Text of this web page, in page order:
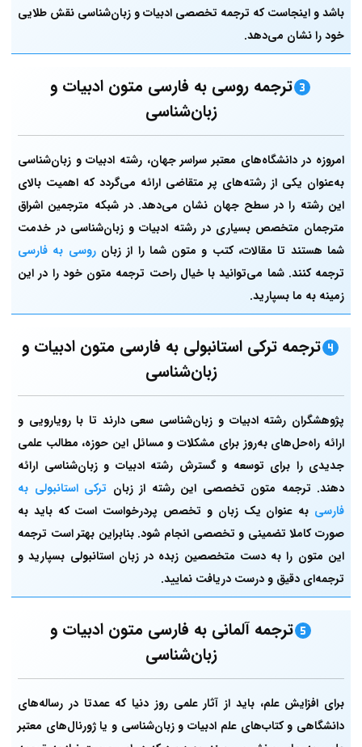
باشد و اینجاست که ترجمه تخصصی ادبیات و زبان‌شناسی نقش طلایی
خود را نشان می‌دهد.
ترجمه روسی به فارسی متون ادبیات و
زبان‌شناسی
امروزه در دانشگاه‌های معتبر سراسر جهان، رشته ادبیات و زبان‌شناسی
به‌عنوان یکی از رشته‌های پر متقاضی ارائه می‌گردد که اهمیت بالای
این رشته را در سطح جهان نشان می‌دهد. در شبکه مترجمین اشراق
مترجمان متخصص بسیاری در رشته ادبیات و زبان‌شناسی در خدمت
شما هستند تا مقالات، کتب و متون شما را از زبانروسی به فارسی
ترجمه کنند. شما می‌توانید با خیال راحت ترجمه متون خود را در این
زمینه به ما بسپارید.
ترجمه ترکی استانبولی به فارسی متون ادبیات و
زبان‌شناسی
پژوهشگران رشته ادبیات و زبان‌شناسی سعی دارند تا با رویارویی و
ارائه راه‌حل‌های به‌روز برای مشکلات و مسائل این حوزه، مطالب علمی
جدیدی را برای توسعه و گسترش رشته ادبیات و زبان‌شناسی ارائه
دهند. ترجمه متون تخصصی این رشته از زبان ترکی استانبولی به
فارسی به عنوان یک زبان و تخصص پردرخواست است که باید به
صورت کاملا تضمینی و تخصصی انجام شود. بنابراین بهتر است ترجمه
این متون را به دست متخصصین زبده در زبان استانبولی بسپارید و
ترجمه‌ای دقیق و درست دریافت نمایید.
ترجمه آلمانی به فارسی متون ادبیات و
زبان‌شناسی
برای افزایش علم، باید از آثار علمی روز دنیا که عمدتا در رساله‌های
دانشگاهی و کتاب‌های علم ادبیات و زبان‌شناسی و یا ژورنال‌های معتبر